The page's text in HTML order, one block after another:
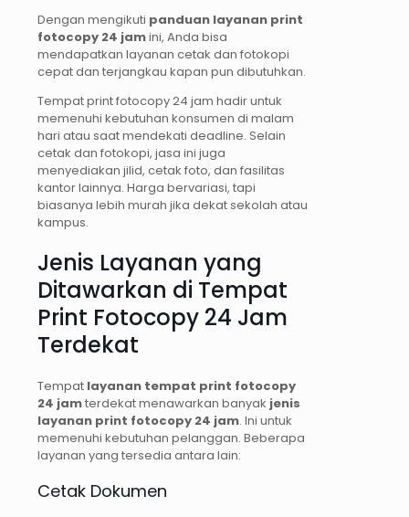
Dengan mengikuti panduan layanan print
fotocopy 24 jamini, Anda bisa
mendapatkan layanan cetak dan fotokopi
cepat dan terjangkau kapan pun dibutuhkan.
Tempat print fotocopy 24 jam hadir untuk
memenuhi kebutuhan konsumen di malam
hari atau saat mendekati deadline. Selain
cetak dan fotokopi, jasa ini juga
menyediakan jilid, cetak foto, dan fasilitas
kantor lainnya. Harga bervariasi, tapi
biasanya lebih murah jika dekat sekolah atau
kampus.
Jenis Layanan yang
Ditawarkan di Tempat
Print Fotocopy 24 Jam
Terdekat
Tempat layanan tempat print fotocopy
24 jamterdekat menawarkan banyak jenis
layanan print fotocopy 24 jam. Ini untuk
memenuhi kebutuhan pelanggan. Beberapa
layanan yang tersedia antara lain:
Cetak Dokumen